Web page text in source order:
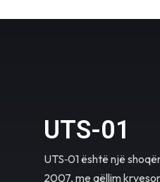
UTS-01
UTS‐01 është një
2007, me qëllim